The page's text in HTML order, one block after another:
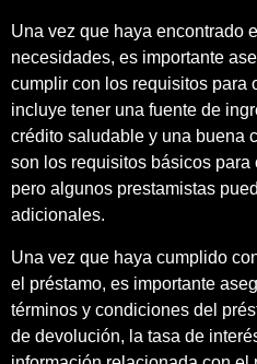
Una vez que haya encontrado
necesidades, es importante
cumplir con los requisitos para
incluye tener una fuente de
crédito saludable y una buena
son los requisitos básicos para
pero algunos prestamistas
adicionales.
Una vez que haya cumplido
el préstamo, es importante
términos y condiciones del
de devolución, la tasa de